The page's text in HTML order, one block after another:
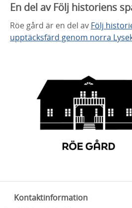
En del av Följ historiens
Röe gård är en del av Följ
upptäcksfärd genom norra
Kontaktinformation